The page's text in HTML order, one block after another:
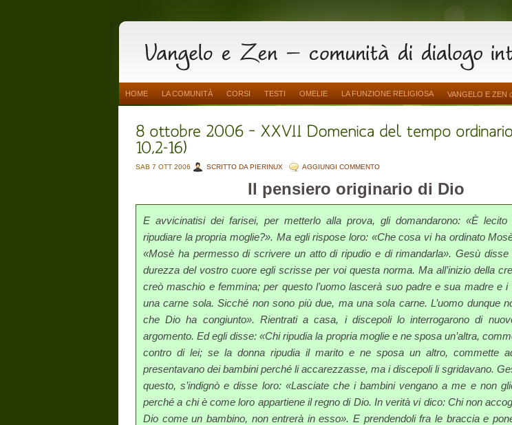
HOME LA COMUNITÀ CORSI TESTI OMELIE LA FUNZIONE RELIGIOSA VANGELO E ZEN
SAB 7 OTT 2006 SCRITTO DA PIERINUX AGGIUNGI COMMENTO
Il pensiero originario di Dio
E avvicinatisi dei farisei, per metterlo alla prova, gli domandarono: «È
ripudiare la propria moglie?». Ma egli rispose loro: «Che cosa vi ha ordinato
«Mosè ha permesso di scrivere un atto di ripudio e di rimandarla». Gesù disse
durezza del vostro cuore egli scrisse per voi questa norma. Ma all’i­nizio della
creò maschio e femmina; per questo l’uomo lascerà suo padre e sua madre e i
una carne sola. Sicché non sono più due, ma una sola carne. L’uomo dunque
che Dio ha congiunto». Rientrati a casa, i discepoli lo interro­garono di
argomento. Ed egli disse: «Chi ripudia la propria moglie e ne sposa un’altra,
contro di lei; se la donna ripudia il marito e ne sposa un altro, commette
presentavano dei bambini perché li accarezzasse, ma i discepoli li sgridavano.
questo, s’indignò e disse loro: «Lasciate che i bambini vengano a me e non
perché a chi è come loro appartiene il regno di Dio. In verità vi dico: Chi non
Dio come un bambino, non entrerà in esso». E prendendoli fra le braccia e